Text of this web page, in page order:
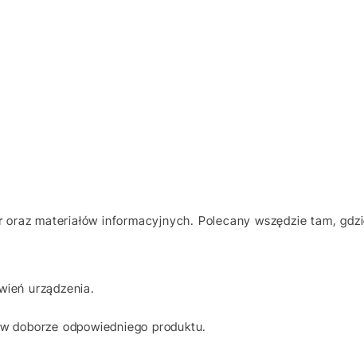
oraz materiałów informacyjnych. Polecany wszędzie tam,
urządzenia.
doborze odpowiedniego produktu.